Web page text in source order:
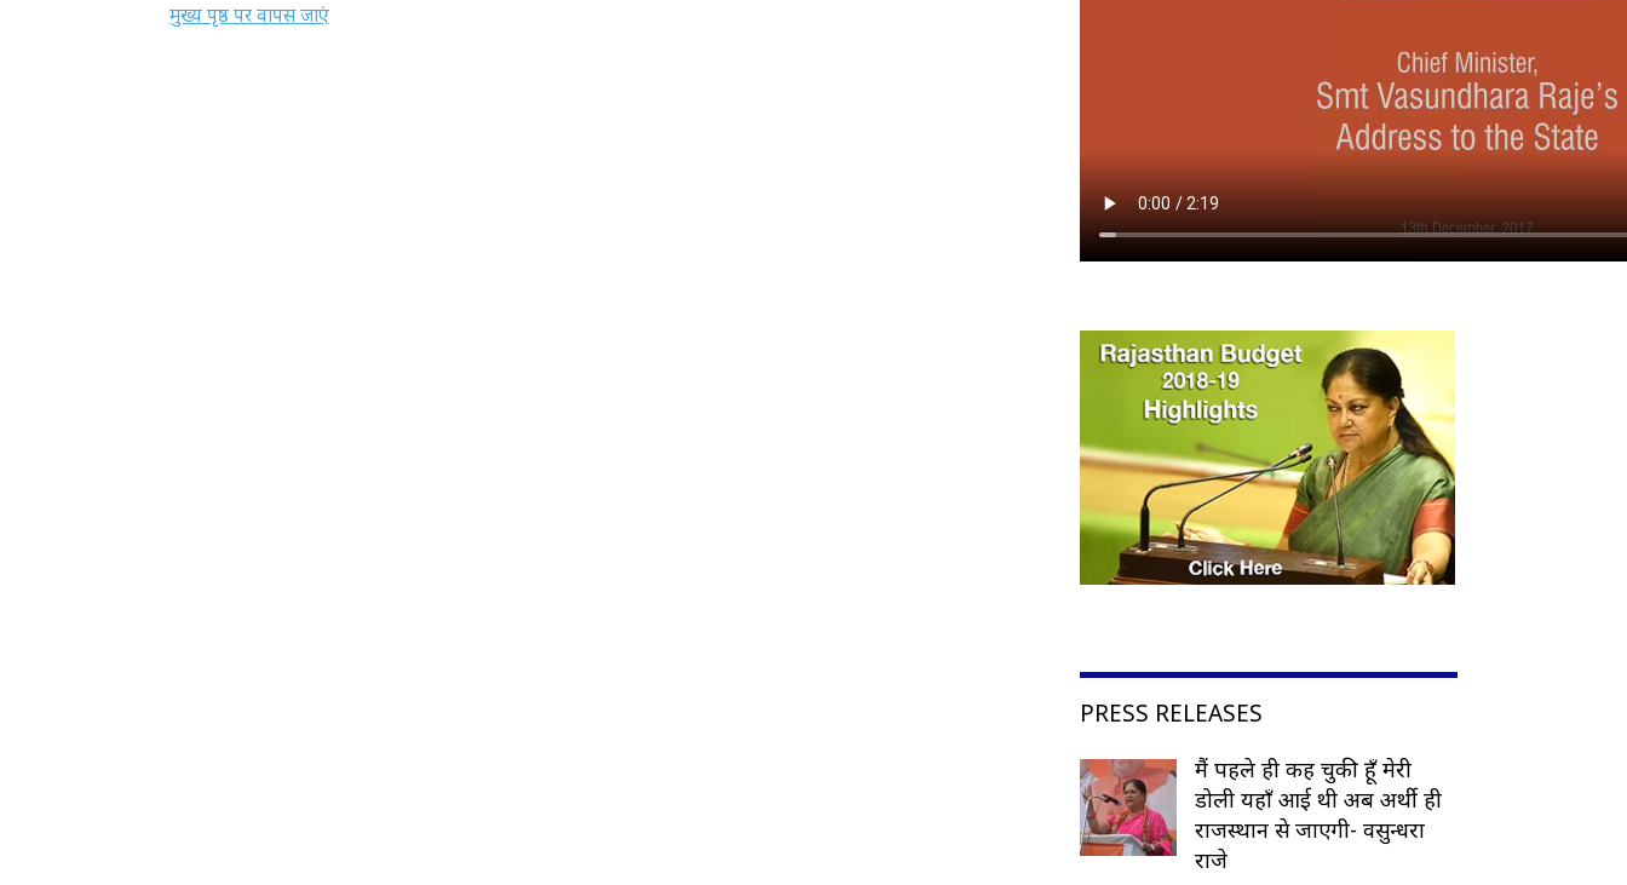
मुख्य पृष्ठ पर वापस जाएं
PRESS RELEASES
मैं पहले ही कह चुकी हूँ मेरी
डोली यहाँ आई थी अब अर्थी ही
राजस्थान से जाएगी- वसुन्धरा
राजे